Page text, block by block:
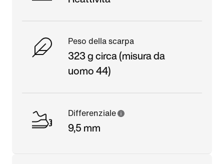
Peso della scarpa
323 g circa (misura da
uomo 44)
Differenziale
9,5 mm